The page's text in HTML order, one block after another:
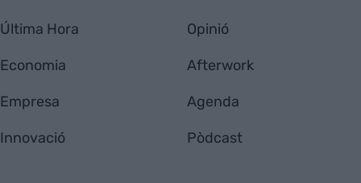
Última Hora
Economia
Empresa
Innovació
Opinió
Afterwork
Agenda
Pòdcast